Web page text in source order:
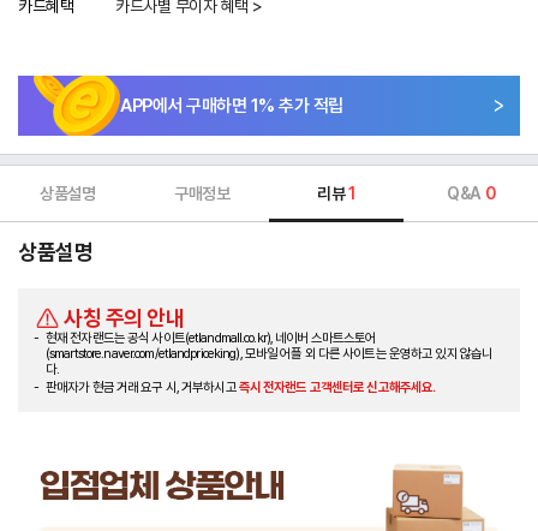
카드혜택 카드사별 무이자 혜택 >
APP에서 구매하면 1% 추가 적립
상품설명 구매정보 리뷰1 Q&A 0
상품설명
사칭 주의 안내
현재 전자랜드는 공식 사이트(etlandmall.co.kr), 네이버 스마트스토어
(smartstore.naver.com/etlandpriceking), 모바일 어플 외 다른 사이트는 운영하고 있지 않습니
다.
판매자가 현금 거래 요구 시, 거부하시고즉시 전자랜드 고객센터로 신고해주세요.